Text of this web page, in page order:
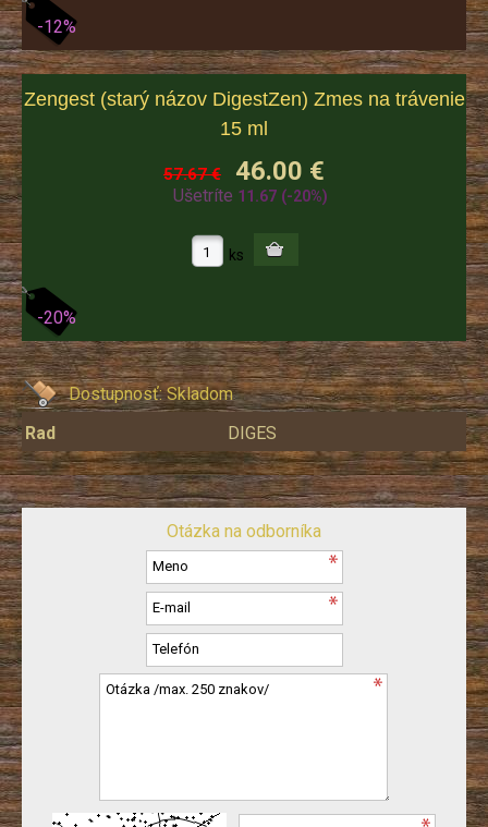
-12%
Zengest (starý názov DigestZen) Zmes na trávenie
15 ml
57.67 € 46.00 €
Ušetríte 11.67 (-20%)
ks
-20%
Dostupnosť:Skladom
Rad
DIGES
Otázka na odborníka